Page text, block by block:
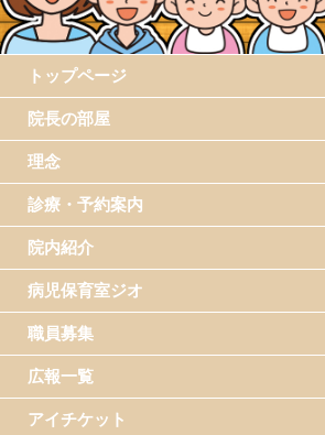
トップページ
院長の部屋
理念
診療・予約案内
院内紹介
病児保育室ジオ
職員募集
広報一覧
アイチケット